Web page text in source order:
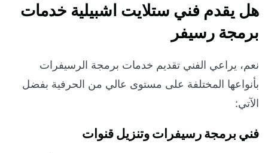
هل يقدم فني ستلايت اشبيلية خدمات
برمجة رسيفر
نعم، يراعي الفني تقديم خدمات برمجة الرسيفرات
بأنواعها المختلفة على مستوى عالي من الحرفية بفضل
الآتي:
فني برمجة رسيفرات وتنزيل قنوات